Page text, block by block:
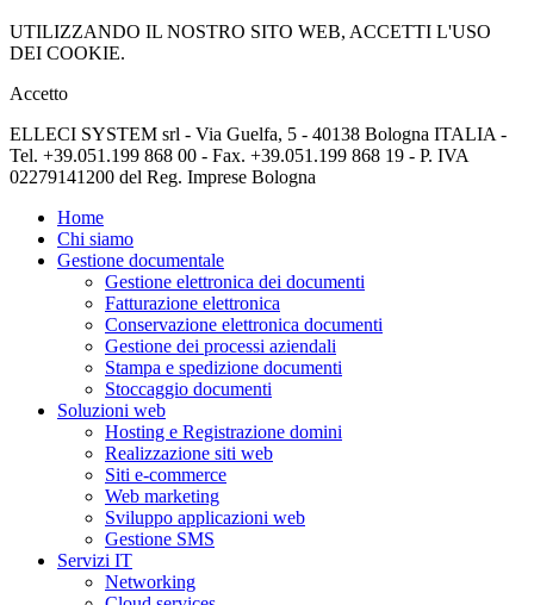
UTILIZZANDO IL NOSTRO SITO WEB, ACCETTI L'USO
DEI COOKIE.
Accetto
ELLECI SYSTEM srl - Via Guelfa, 5 - 40138 Bologna ITALIA -
Tel. +39.051.199 868 00 - Fax. +39.051.199 868 19 - P. IVA
02279141200 del Reg. Imprese Bologna
Home
Chi siamo
Gestione documentale
Gestione elettronica dei documenti
Fatturazione elettronica
Conservazione elettronica documenti
Gestione dei processi aziendali
Stampa e spedizione documenti
Stoccaggio documenti
Soluzioni web
Hosting e Registrazione domini
Realizzazione siti web
Siti e-commerce
Web marketing
Sviluppo applicazioni web
Gestione SMS
Servizi IT
Networking